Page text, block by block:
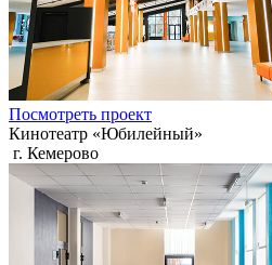
Посмотреть проект
Кинотеатр «Юбилейный»
г. Кемерово